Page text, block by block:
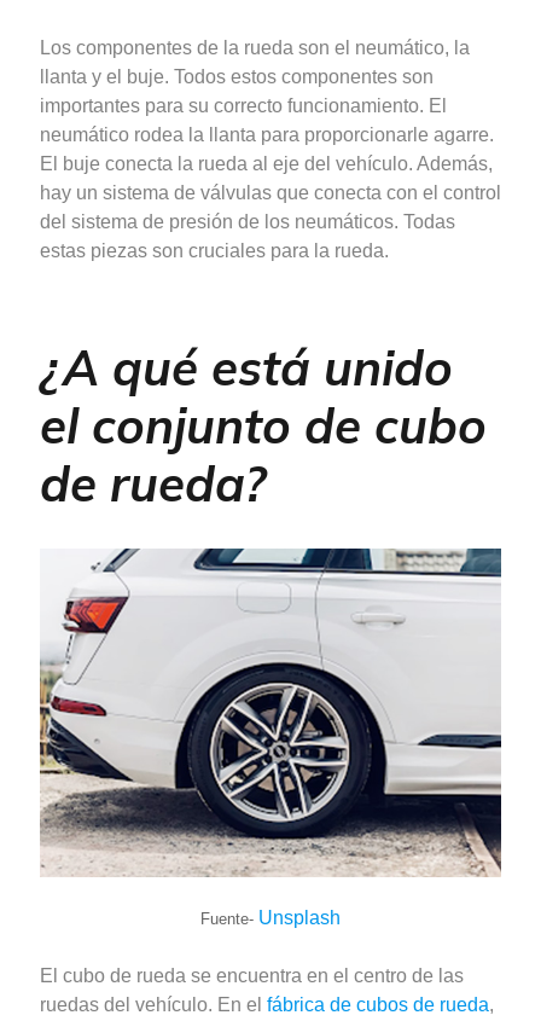
Los componentes de la rueda son el neumático, la
llanta y el buje. Todos estos componentes son
importantes para su correcto funcionamiento. El
neumático rodea la llanta para proporcionarle agarre.
El buje conecta la rueda al eje del vehículo. Además,
hay un sistema de válvulas que conecta con el control
del sistema de presión de los neumáticos. Todas
estas piezas son cruciales para la rueda.
¿A qué está unido
el conjunto de cubo
de rueda?
Fuente- Unsplash
El cubo de rueda se encuentra en el centro de las
ruedas del vehículo. En el fábrica de cubos de rueda,